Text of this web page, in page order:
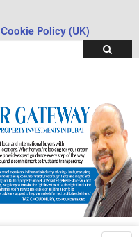
Cookie Policy (UK)